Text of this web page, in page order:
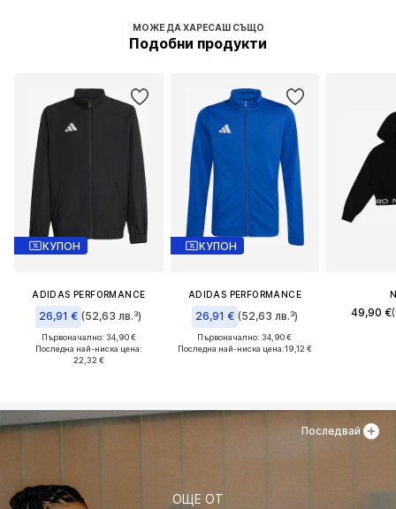
МОЖЕ ДА ХАРЕСАШ СЪЩО
Подобни продукти
КУПОН
ADIDAS PERFORMANCE
26,91 € (52,63 лв.³)
Първоначално: 34,90 €
Последна най-ниска цена:
22,32 €
КУПОН
ADIDAS PERFORMANCE
26,91 € (52,63 лв.³)
Първоначално: 34,90 €
Последна най-ниска цена:19,12 €
49,90 €
ОЩЕ ОТ
Последвай